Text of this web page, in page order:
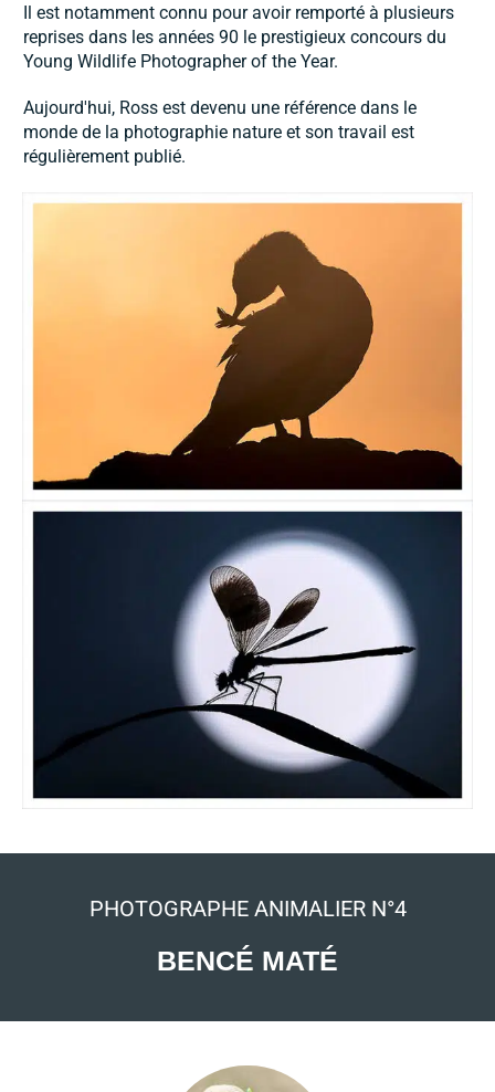
Il est notamment connu pour avoir remporté à plusieurs
reprises dans les années 90 le prestigieux concours du
Young Wildlife Photographer of the Year.
Aujourd'hui, Ross est devenu une référence dans le
monde de la photographie nature et son travail est
régulièrement publié.
PHOTOGRAPHE ANIMALIER N°4
BENCÉ MATÉ